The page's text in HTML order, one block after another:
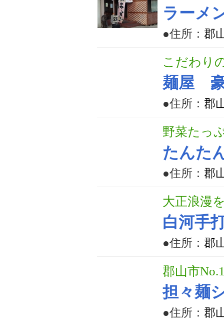
ラーメ
●住所： 郡
こだわり
麺屋
●住所： 郡
野菜たっ
たんた
●住所： 郡
大正浪漫
白河手
●住所： 郡
郡山市
担々麺
●住所： 郡